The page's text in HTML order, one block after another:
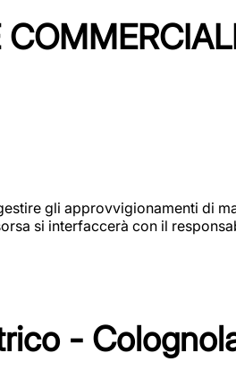
gli approvvigionamenti di
si interfaccerà con il
-